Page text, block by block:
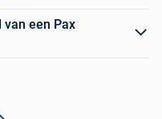
een Pax